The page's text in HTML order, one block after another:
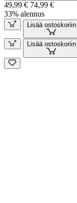
49,99 € 74,99 €
33% alennus
Lisää ostoskoriin
Lisää ostoskoriin